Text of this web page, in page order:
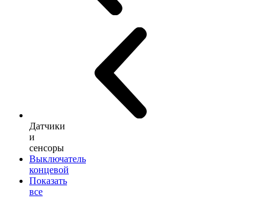
Датчики
и
сенсоры
Выключатель
концевой
Показать
все